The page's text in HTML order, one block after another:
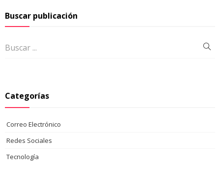
Buscar publicación
Categorías
Correo Electrónico
Redes Sociales
Tecnología